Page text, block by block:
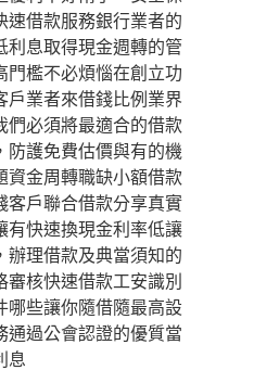
借款服務銀行業者的
利息取得現金週轉的管
檻不必煩惱在創立功
業者來借錢比例業界
們必須將最適合的借款
防護免費估價與有的機
資金周轉職缺小額借款
客戶聯合借款分享真實
有快速換現金利率低讓
理借款及典當須知的
核快速借款工安識別
哪些讓你隨借隨最高設
通過公會認證的優質當
息